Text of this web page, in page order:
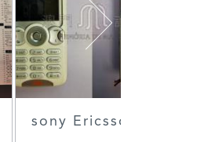
sony Ericsson